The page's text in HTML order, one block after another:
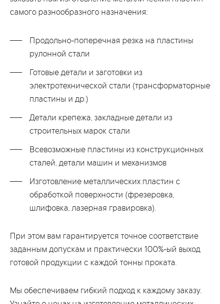
самого разнообразного назначения:
Продольно-поперечная резка на пластины
рулонной стали
Готовые детали и заготовки из
электротехнической стали (трансформаторные
пластины и др.)
Детали крепежа, закладные детали из
строительных марок стали
Всевозможные пластины из конструкционных
сталей, детали машин и механизмов
Изготовление металлических пластин с
обработкой поверхности (фрезеровка,
шлифовка, лазерная гравировка).
При этом вам гарантируется точное соответствие
заданным допускам и практически 100%-ый выход
готовой продукции с каждой тонны проката.
Мы обеспечиваем гибкий подход к каждому заказу.